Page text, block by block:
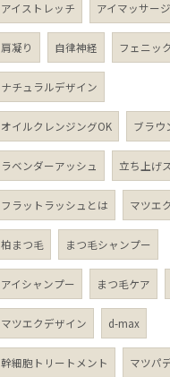
アイストレッチ アイマッサージ
肩凝り 自律神経 フェニッ
ナチュラルデザイン
オイルクレンジングOK ブラウ
ラベンダーアッシュ 立ち上げ
フラットラッシュとは マツエ
柏まつ毛 まつ毛シャンプー
アイシャンプー まつ毛ケア
マツエクデザイン d-max
幹細胞トリートメント マツパ